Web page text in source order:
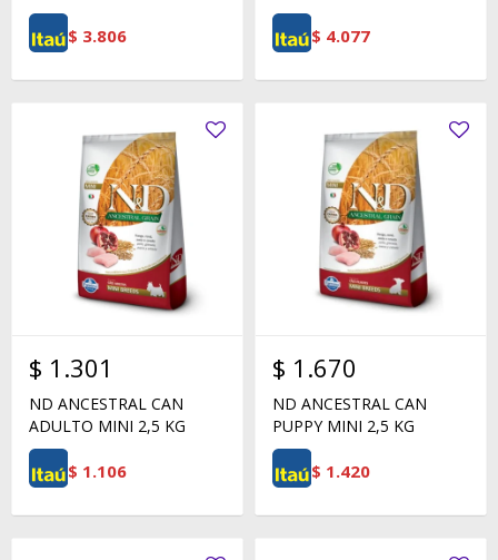
$ 3.806 $ 4.077
$ 1.301
ND ANCESTRAL CAN
ADULTO MINI 2,5 KG
$ 1.106
$ 1.670
ND ANCESTRAL CAN
PUPPY MINI 2,5 KG
$ 1.420